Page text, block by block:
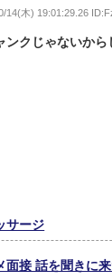
14(木) 19:01:29.26
ンクじゃないから
サージ
面接 話を聞きに